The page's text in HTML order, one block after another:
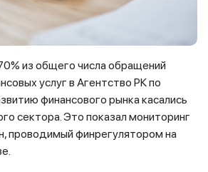
из общего числа обращений
услуг в Агентство РК по
финансового рынка касались
сектора. Это показал мониторинг
проводимый финрегулятором на